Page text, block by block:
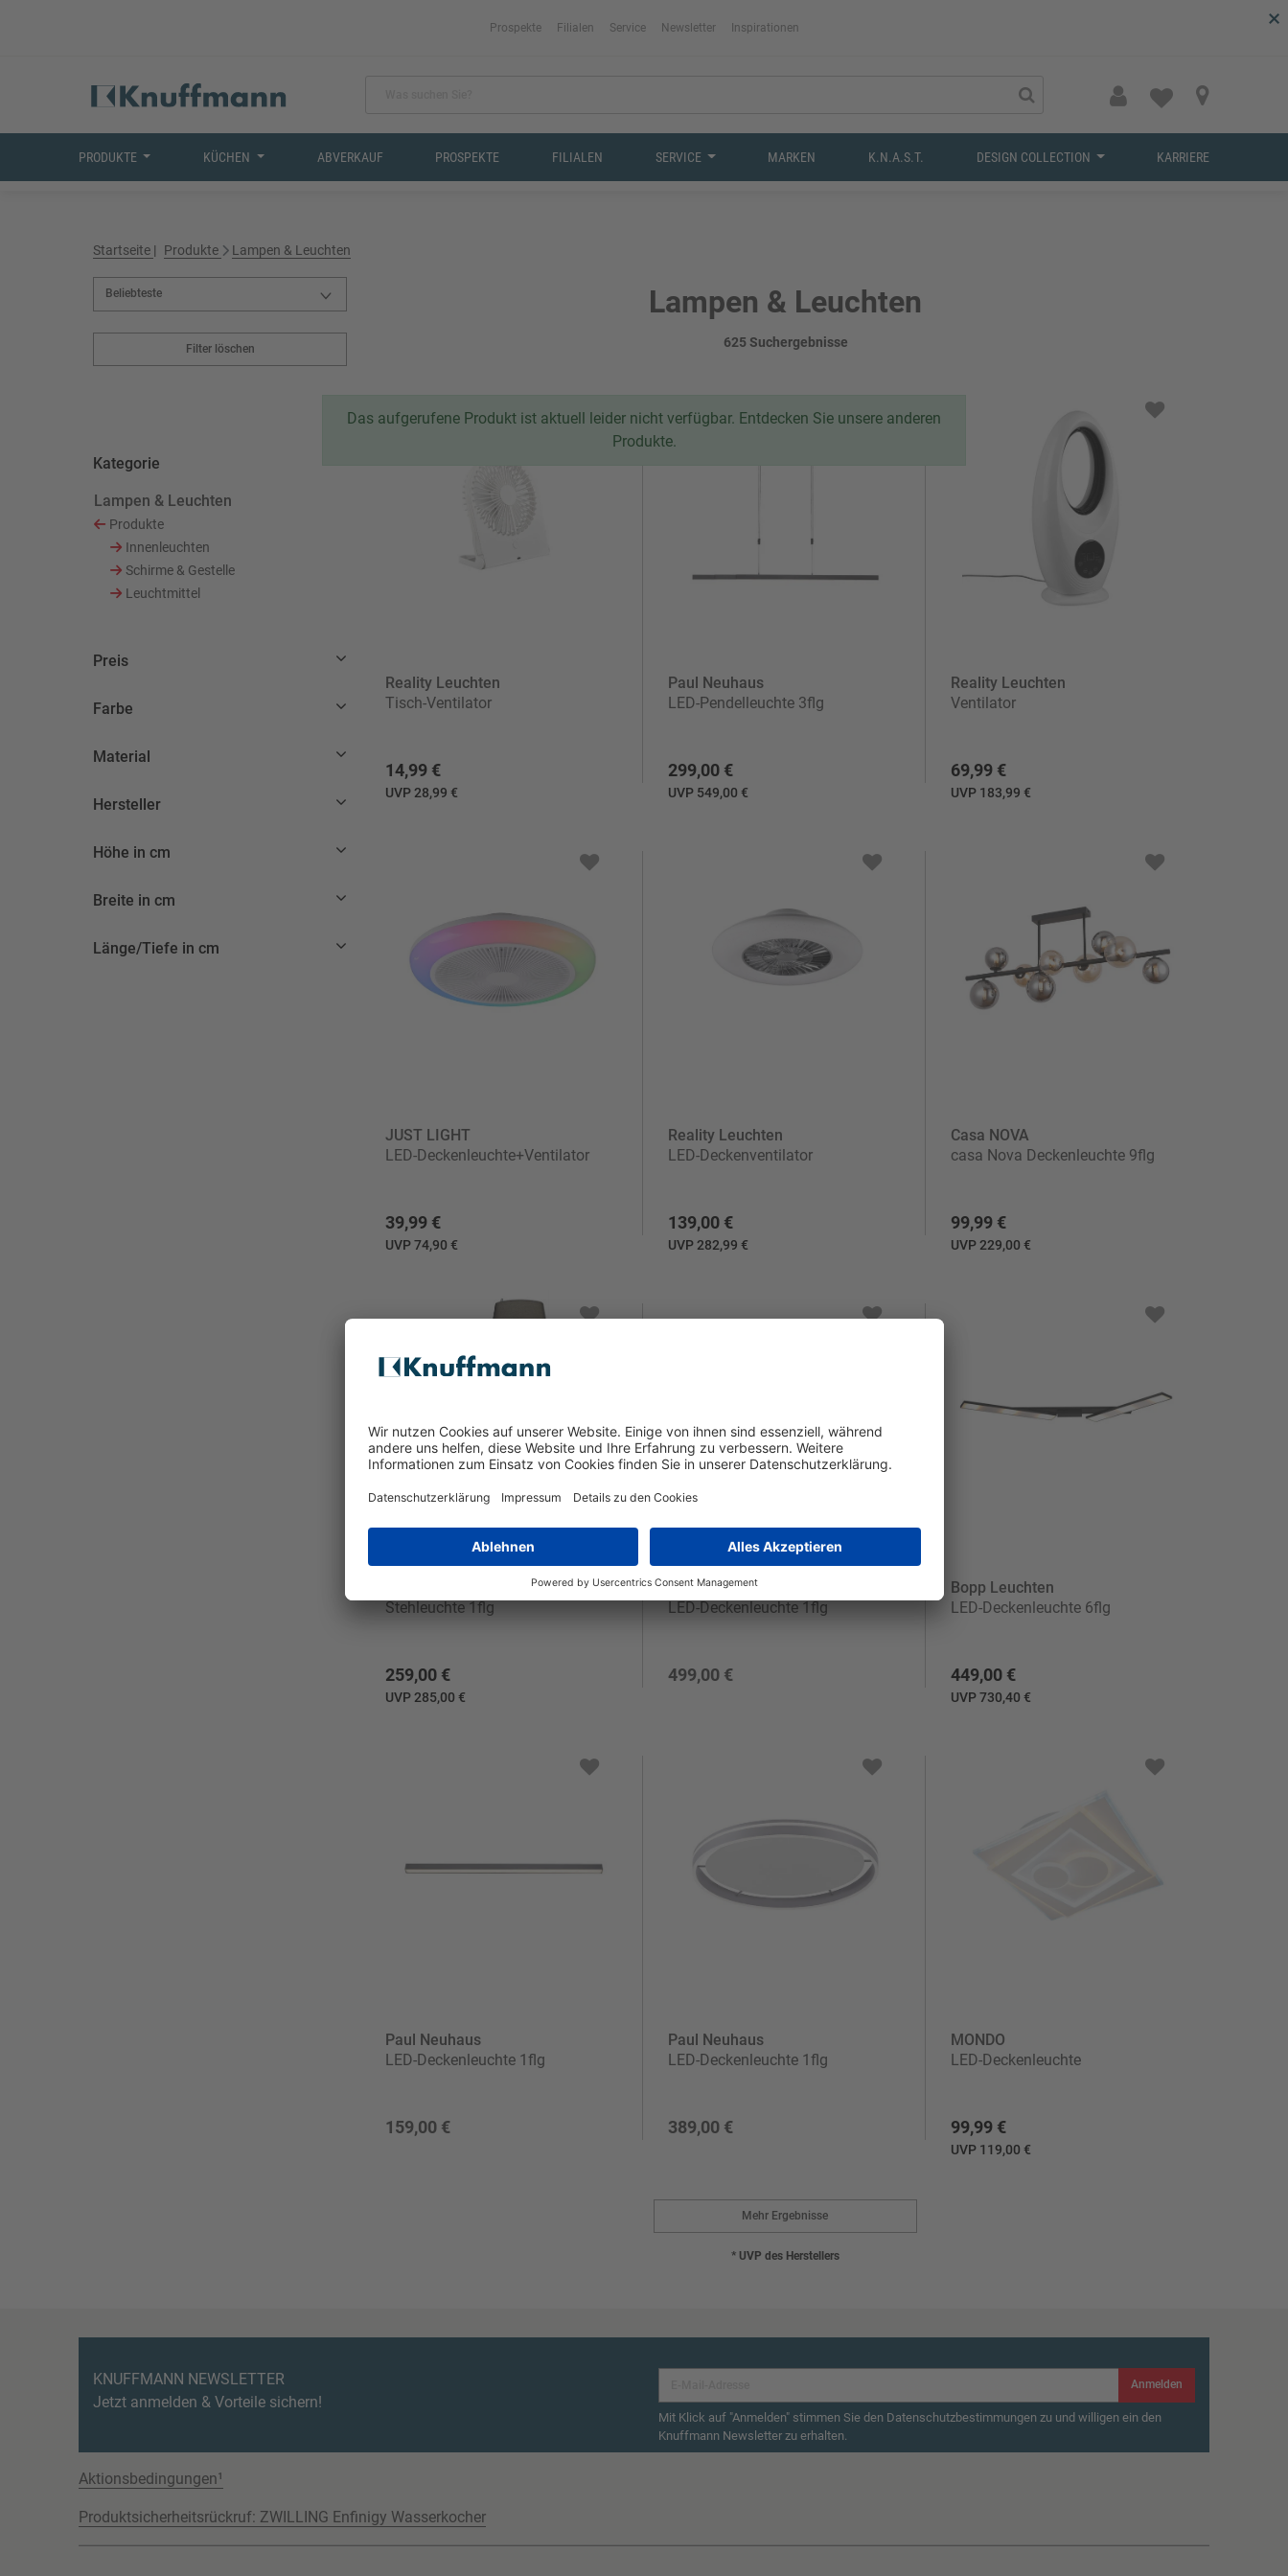
×
Prospekte Filialen Service Newsletter Inspirationen
PRODUKTE KÜCHEN ABVERKAUF PROSPEKTE FILIALEN SERVICE MARKEN K.N.A.S.T. DESIGN COLLECTION KARRIERE
Startseite Produkte Lampen & Leuchten
Lampen & Leuchten
Filter löschen
Kategorie
Lampen & Leuchten
Ausgewählt Derzeit verfeinert von Kategorie: Lampen & Leuchten
Produkte
Sortieren nach Kategorie: Produkte
Innenleuchten
Sortieren nach Kategorie: Innenleuchten
Schirme & Gestelle
Sortieren nach Kategorie: Schirme & Gestelle
Leuchtmittel
Preis
Farbe
Material
Hersteller
Höhe in cm
Breite in cm
Länge/Tiefe in cm
625 Suchergebnisse
Reality Leuchten
Tisch-Ventilator
14,99 €
UVP 28,99 €
Paul Neuhaus
LED-Pendelleuchte 3flg
299,00 €
UVP 549,00 €
Reality Leuchten
Ventilator
69,99 €
UVP 183,99 €
JUST LIGHT
LED-Deckenleuchte+Ventilator
39,99 €
UVP 74,90 €
Reality Leuchten
LED-Deckenventilator
139,00 €
UVP 282,99 €
Casa NOVA
casa Nova Deckenleuchte 9flg
99,99 €
UVP 229,00 €
Stehleuchte 1flg
259,00 €
UVP 285,00 €
Paul Neuhaus
LED-Deckenleuchte 1flg
499,00 €
Bopp Leuchten
LED-Deckenleuchte 6flg
449,00 €
UVP 730,40 €
Paul Neuhaus
LED-Deckenleuchte 1flg
159,00 €
Paul Neuhaus
LED-Deckenleuchte 1flg
389,00 €
MONDO
LED-Deckenleuchte
99,99 €
UVP 119,00 €
Mehr Ergebnisse
* UVP des Herstellers
Das aufgerufene Produkt ist aktuell leider nicht verfügbar. Entdecken Sie unsere anderen
Produkte.
KNUFFMANN NEWSLETTER
Jetzt anmelden & Vorteile sichern!
Anmelden
Mit Klick auf "Anmelden" stimmen Sie den Datenschutzbestimmungen zu und willigen ein den
Knuffmann Newsletter zu erhalten.
Aktionsbedingungen¹
Produktsicherheitsrückruf: ZWILLING Enfinigy Wasserkocher